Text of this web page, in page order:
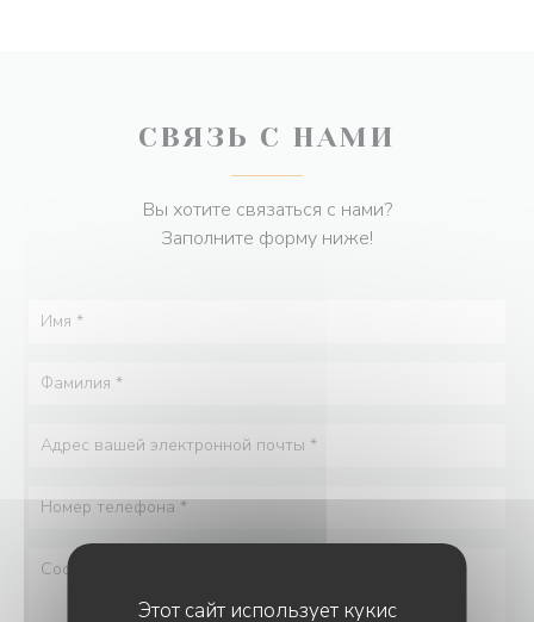
Этот сайт использует кукис
СВЯЗЬ С НАМИ
Вы хотите связаться с нами?
Заполните форму ниже!